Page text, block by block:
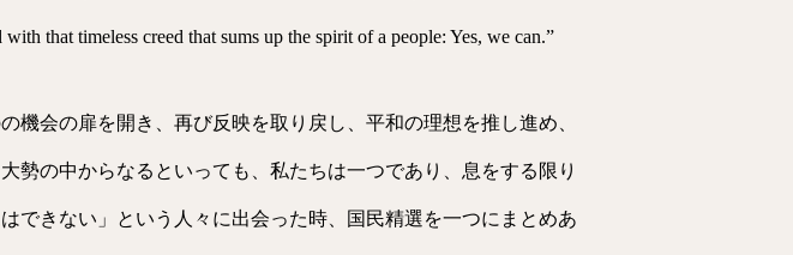
that timeless creed that sums up the spirit of a people: Yes, we can.”
機会の扉を開き、再び反映を取り戻し、平和の理想を推し進め、
勢の中からなるといっても、私たちは一つであり、息をする限り
できない」という人々に出会った時、国民精選を一つにまとめあ